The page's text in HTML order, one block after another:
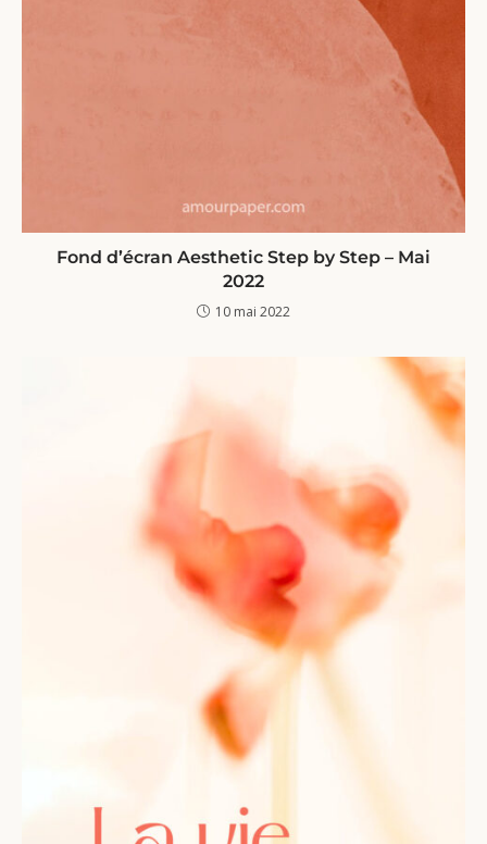
Fond d’écran Aesthetic Step by Step – Mai
2022
10 mai 2022